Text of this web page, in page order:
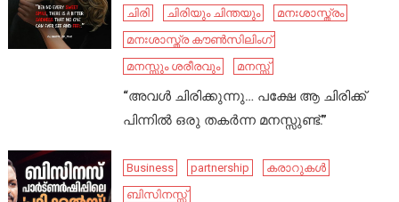
ചിരി
ചിരിയും ചിന്തയും
മനഃശാസ്ത്രം
മനഃശാസ്ത്ര കൗൺസിലിംഗ്
മനസ്സും ശരീരവും
മനസ്സ്
“അവൾ ചിരിക്കുന്നു… പക്ഷേ ആ ചിരിക്ക്
പിന്നിൽ ഒരു തകർന്ന മനസ്സുണ്ട്.”
Business partnership
കരാറുകൾ
ബിസിനസ്സ്